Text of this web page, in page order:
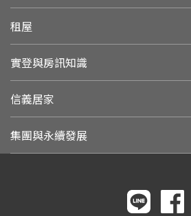
租屋
實登與房訊知識
信義居家
集團與永續發展